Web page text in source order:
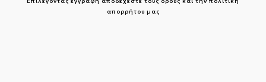
απορρήτου μας